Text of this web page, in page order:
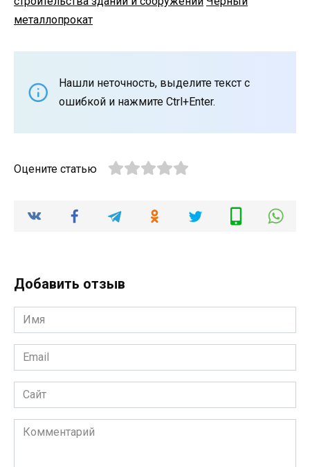
металлопрокат
Нашли неточность, выделите текст с
ошибкой и нажмите Ctrl+Enter.
Оцените статью
Добавить отзыв
Имя
*
Email
*
Сайт
Комментарий